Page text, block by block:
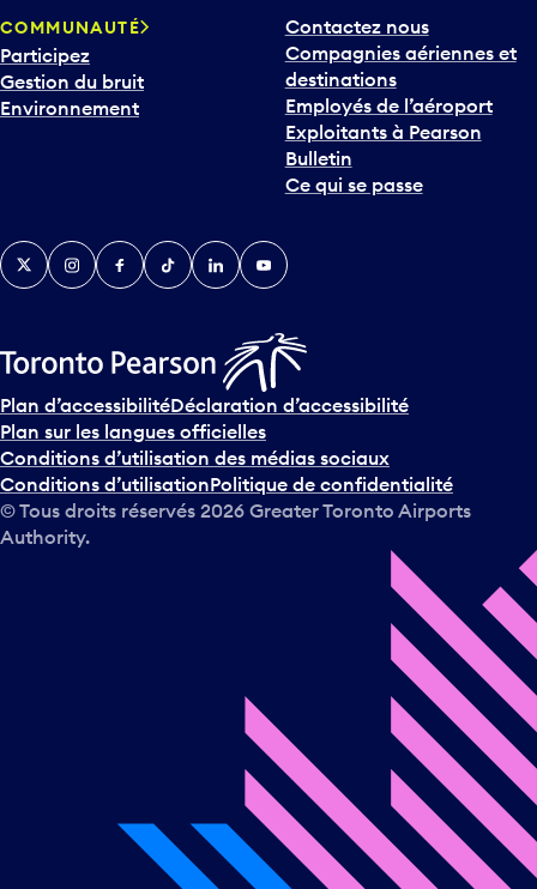
COMMUNAUTÉ
Participez
Gestion du bruit
Environnement
Contactez nous
Compagnies aériennes et
destinations
Employés de l’aéroport
Exploitants à Pearson
Bulletin
Ce qui se passe
TwitterInstagramFacebook
TikTokLinkedInYouTube
Plan d’accessibilitéDéclaration d’accessibilité
Plan sur les langues officielles
Conditions d’utilisation des médias sociaux
Conditions d’utilisationPolitique de confidentialité
© Tous droits réservés 2026 Greater Toronto Airports
Authority.